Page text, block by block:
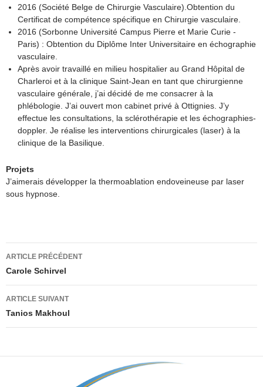
2016 (Société Belge de Chirurgie Vasculaire).Obtention du
Certificat de compétence spécifique en Chirurgie vasculaire.
2016 (Sorbonne Université Campus Pierre et Marie Curie -
Paris) : Obtention du Diplôme Inter Universitaire en échographie
vasculaire.
Après avoir travaillé en milieu hospitalier au Grand Hôpital de
Charleroi et à la clinique Saint-Jean en tant que chirurgienne
vasculaire générale, j’ai décidé de me consacrer à la
phlébologie. J’ai ouvert mon cabinet privé à Ottignies. J’y
effectue les consultations, la sclérothérapie et les échographies-
doppler. Je réalise les interventions chirurgicales (laser) à la
clinique de la Basilique.
Projets
J’aimerais développer la thermoablation endoveineuse par laser
sous hypnose.
Navigation
des
articles
ARTICLE PRÉCÉDENT
Carole Schirvel
ARTICLE SUIVANT
Tanios Makhoul